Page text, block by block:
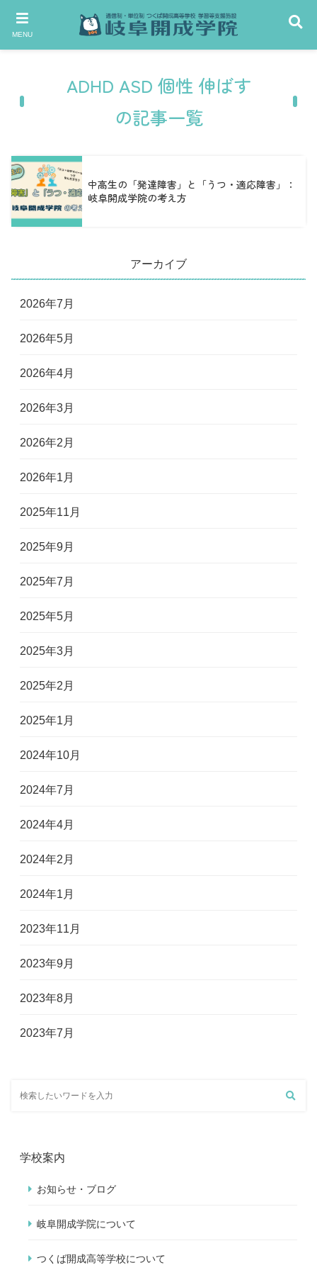
MENU
ADHD ASD 個性 伸ばす
の記事一覧
中高生の「発達障害」と「うつ・適応障害」：
岐阜開成学院の考え方
アーカイブ
2026年7月
2026年5月
2026年4月
2026年3月
2026年2月
2026年1月
2025年11月
2025年9月
2025年7月
2025年5月
2025年3月
2025年2月
2025年1月
2024年10月
2024年7月
2024年4月
2024年2月
2024年1月
2023年11月
2023年9月
2023年8月
2023年7月
学校案内
お知らせ・ブログ
岐阜開成学院について
つくば開成高等学校について